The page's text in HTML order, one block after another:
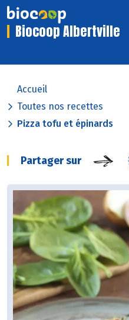
Biocoop Albertville
Accueil
Toutes nos recettes
Pizza tofu et épinards
Partager sur